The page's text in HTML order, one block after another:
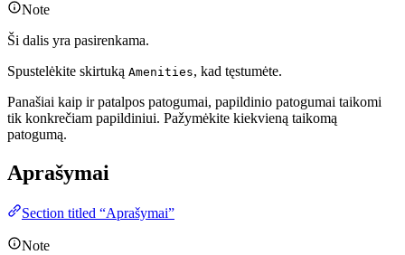
Note
Ši dalis yra pasirenkama.
Spustelėkite skirtuką Amenities, kad tęstumėte.
Panašiai kaip ir patalpos patogumai, papildinio patogumai taikomi
tik konkrečiam papildiniui. Pažymėkite kiekvieną taikomą
patogumą.
Aprašymai
Section titled “Aprašymai”
Note